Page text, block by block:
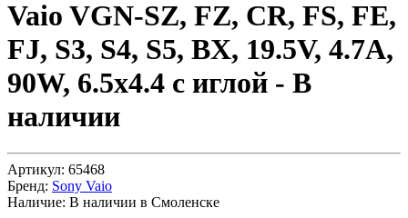
Vaio VGN-SZ, FZ, CR, FS, FE,
FJ, S3, S4, S5, BX, 19.5V, 4.7A,
90W, 6.5х4.4 с иглой - В
наличии
Артикул: 65468
Бренд: Sony Vaio
Наличие: В наличии в Смоленске